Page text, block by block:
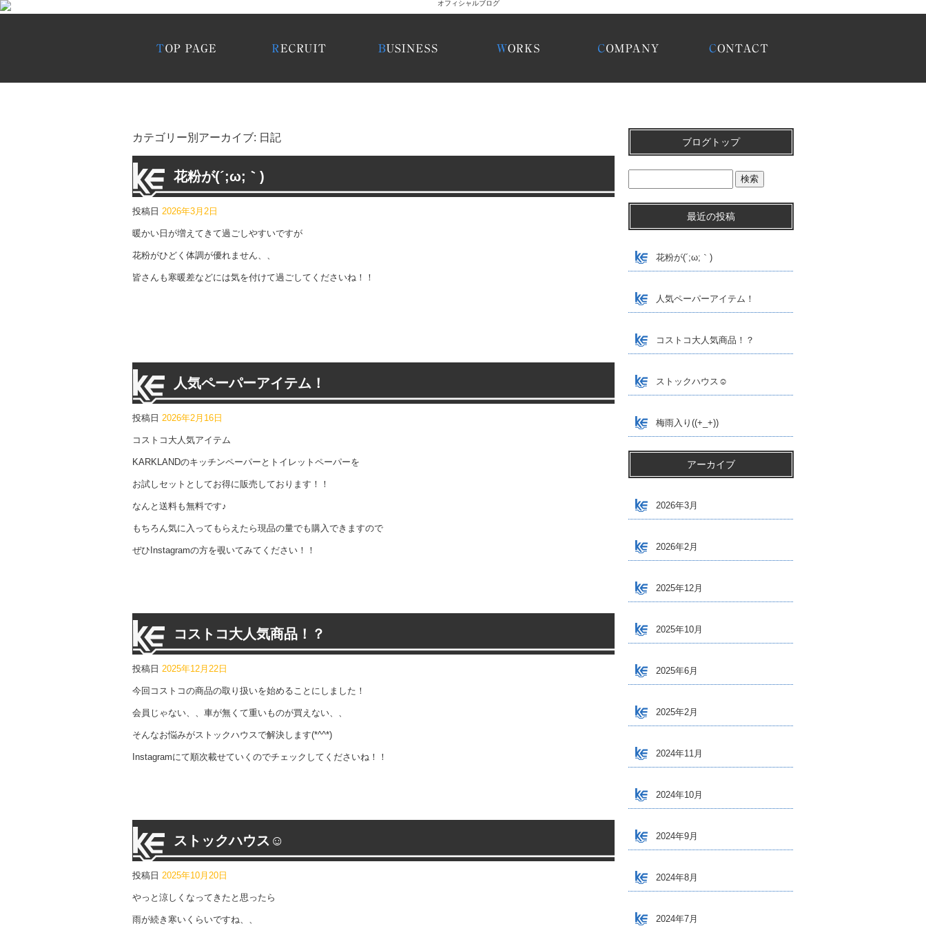
カテゴリー別アーカイブ: 日記
花粉が(´;ω;｀)
投稿日 2026年3月2日
暖かい日が増えてきて過ごしやすいですが
花粉がひどく体調が優れません、、
皆さんも寒暖差などには気を付けて過ごしてくださいね！！
人気ペーパーアイテム！
投稿日 2026年2月16日
コストコ大人気アイテム
KARKLANDのキッチンペーパーとトイレットペーパーを
お試しセットとしてお得に販売しております！！
なんと送料も無料です♪
もちろん気に入ってもらえたら現品の量でも購入できますので
ぜひInstagramの方を覗いてみてください！！
コストコ大人気商品！？
投稿日 2025年12月22日
今回コストコの商品の取り扱いを始めることにしました！
会員じゃない、、車が無くて重いものが買えない、、
そんなお悩みがストックハウスで解決します(*^^*)
Instagramにて順次載せていくのでチェックしてくださいね！！
ストックハウス☺
投稿日 2025年10月20日
やっと涼しくなってきたと思ったら
雨が続き寒いくらいですね、、
ブログトップ
最近の投稿
花粉が(´;ω;｀)
人気ペーパーアイテム！
コストコ大人気商品！？
ストックハウス☺
梅雨入り((+_+))
アーカイブ
2026年3月
2026年2月
2025年12月
2025年10月
2025年6月
2025年2月
2024年11月
2024年10月
2024年9月
2024年8月
2024年7月